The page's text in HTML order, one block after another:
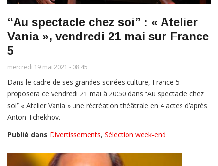
“Au spectacle chez soi” : « Atelier
Vania », vendredi 21 mai sur France
5
mercredi 19 mai 2021 - 08:45
Dans le cadre de ses grandes soirées culture, France 5
proposera ce vendredi 21 mai à 20:50 dans “Au spectacle chez
soi” « Atelier Vania » une récréation théâtrale en 4 actes d’après
Anton Tchekhov.
Publié dans Divertissements, Sélection week-end